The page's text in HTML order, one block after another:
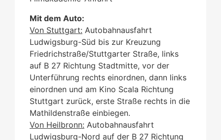
Mit dem Auto:
Von Stuttgart: Autobahnausfahrt
Ludwigsburg-Süd bis zur Kreuzung
Friedrichstraße/Stuttgarter Straße, links
auf B 27 Richtung Stadtmitte, vor der
Unterführung rechts einordnen, dann links
einordnen und am Kino Scala Richtung
Stuttgart zurück, erste Straße rechts in die
Mathildenstraße einbiegen.
Von Heilbronn: Autobahnausfahrt
Ludwigsburg-Nord auf der B 27 Richtung